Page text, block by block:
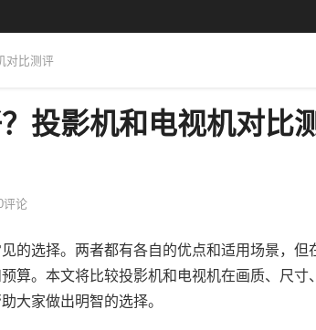
对比测评
投影机和电视机对比
评论
的选择。两者都有各自的优点和适用场景，但
算。本文将比较投影机和电视机在画质、尺寸
大家做出明智的选择。